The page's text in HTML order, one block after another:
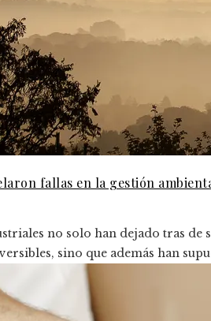
fallas en la gestión
no solo han dejado tras de
sino que además han